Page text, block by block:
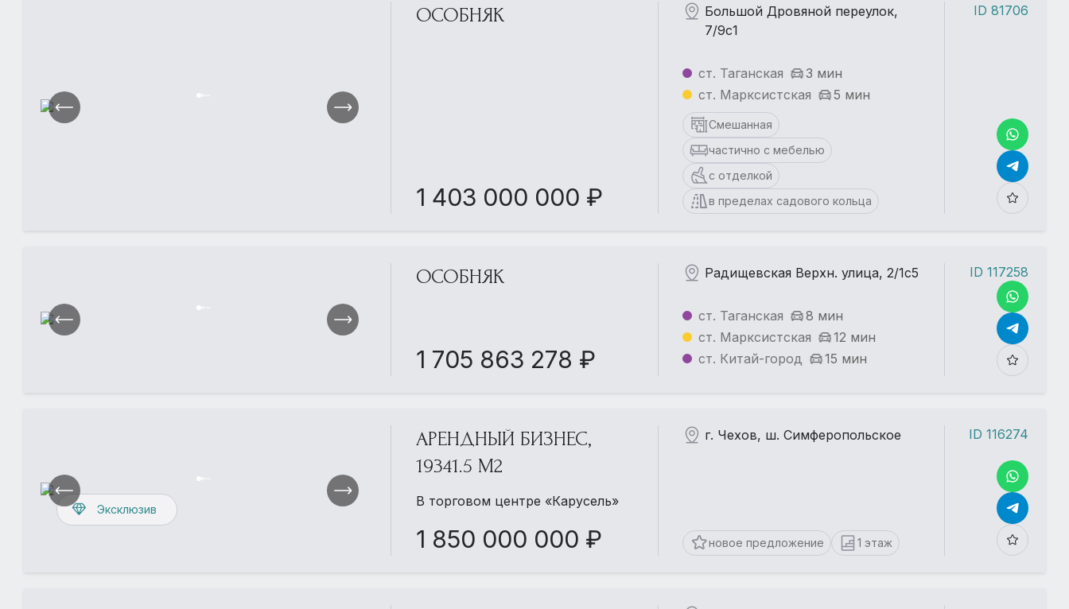
ОСОБНЯК
1 403 000 000 ₽
Большой Дровяной переулок,
7/9с1
ст. Таганская
3 мин
ст. Марксистская
5 мин
Смешанная
частично с мебелью
с отделкой
в пределах садового кольца
ID 81706
ОСОБНЯК
1 705 863 278 ₽
Радищевская Верхн. улица, 2/1с5
ст. Таганская
8 мин
ст. Марксистская
12 мин
ст. Китай-город
15 мин
ID 117258
Эксклюзив
АРЕНДНЫЙ БИЗНЕС,
19341.5 М2
В торговом центре «Карусель»
1 850 000 000 ₽
г. Чехов, ш. Симферопольское
новое предложение 1 этаж
ID 116274